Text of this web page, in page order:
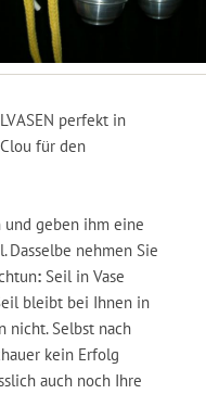
perfekt in
für den
und geben ihm eine
Dasselbe nehmen Sie
: Seil in Vase
bleibt bei Ihnen in
nicht. Selbst nach
kein Erfolg
auch noch Ihre